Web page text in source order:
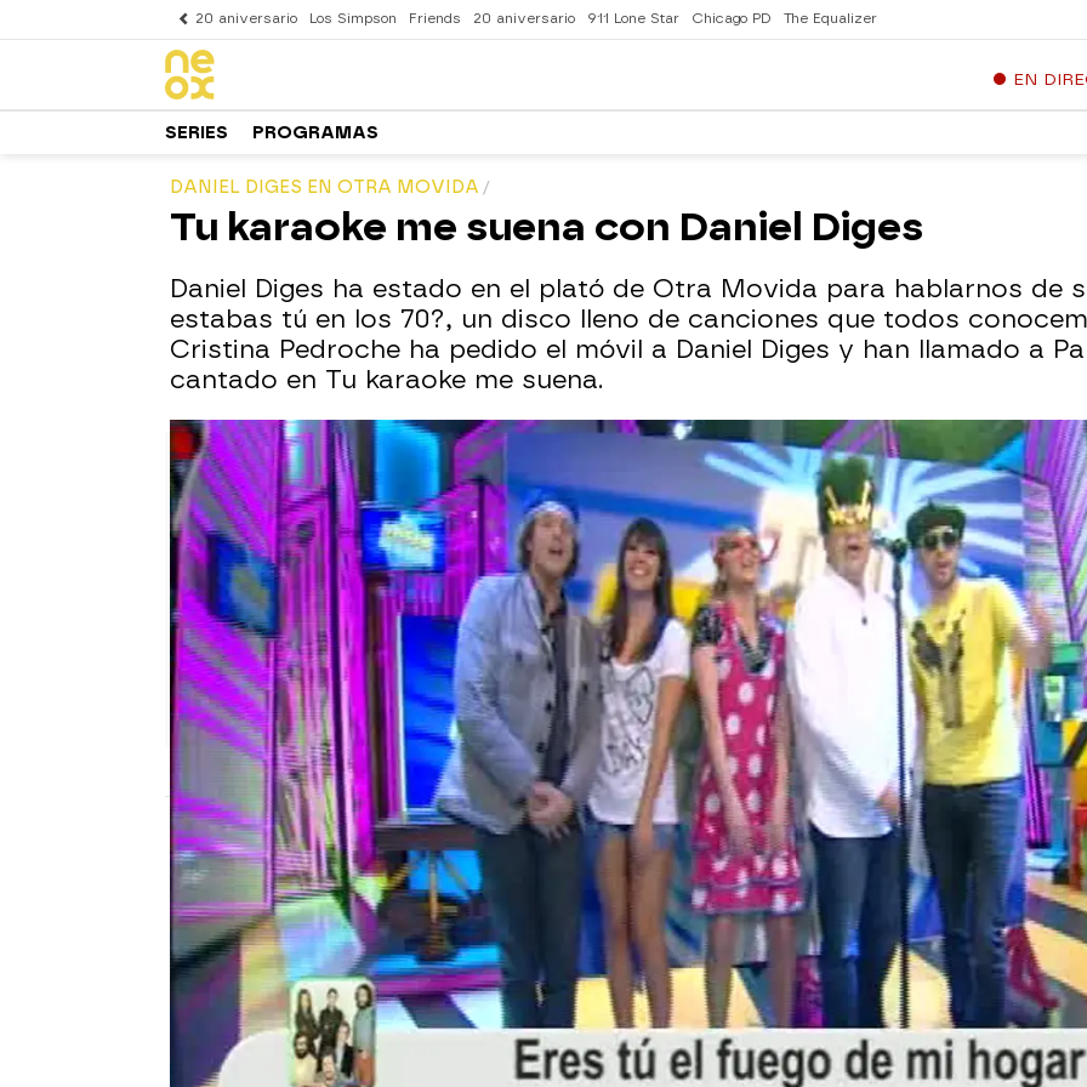
20 aniversario Los Simpson Friends 20 aniversario 911 Lone Star Chicago PD The Equalizer
EN
SERIES PROGRAMAS
DANIEL DIGES EN OTRA MOVIDA
Tu karaoke me suena con Daniel Diges
Daniel Diges ha estado en el plató de Otra Movida para hablarnos de
estabas tú en los 70?, un disco lleno de canciones que todos
Cristina Pedroche ha pedido el móvil a Daniel Diges y han llamado a
cantado en Tu karaoke me suena.
neox
Madrid
Publicado:30 de enero de 2012, 17:40
WhatsappFacebook
Otra Movida Daniel Diges